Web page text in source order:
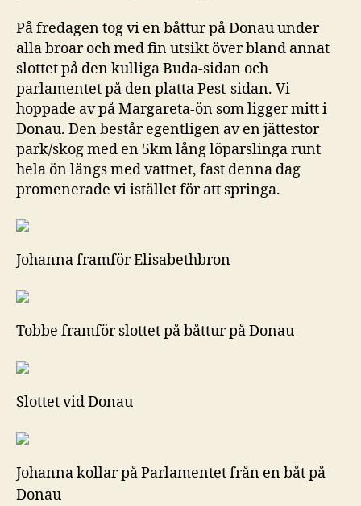
På fredagen tog vi en båttur på Donau under
alla broar och med fin utsikt över bland annat
slottet på den kulliga Buda-sidan och
parlamentet på den platta Pest-sidan. Vi
hoppade av på Margareta-ön som ligger mitt i
Donau. Den består egentligen av en jättestor
park/skog med en 5km lång löparslinga runt
hela ön längs med vattnet, fast denna dag
promenerade vi istället för att springa.
Johanna framför Elisabethbron
Tobbe framför slottet på båttur på Donau
Slottet vid Donau
Johanna kollar på Parlamentet från en båt på
Donau